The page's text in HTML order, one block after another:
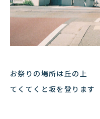
お祭りの場所は丘の上
てくてくと坂を登ります